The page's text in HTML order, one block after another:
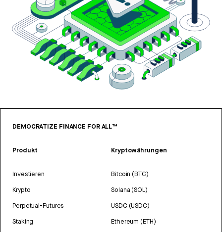
DEMOCRATIZE FINANCE FOR ALL™
Produkt
Investieren
Krypto
Perpetual-Futures
Staking
Kryptowährungen
Bitcoin (BTC)
Solana (SOL)
USDC (USDC)
Ethereum (ETH)